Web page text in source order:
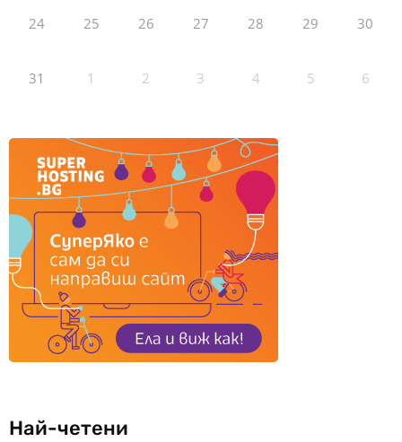
24 25 26 27 28 29 30
31 1 2 3 4 5 6
Най-четени